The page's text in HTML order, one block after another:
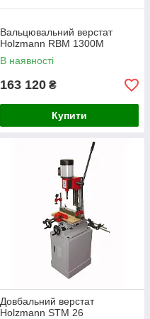
Вальцювальний верстат
Holzmann RBM 1300M
В наявності
163 120 ₴
Купити
Довбальний верстат
Holzmann STM 26